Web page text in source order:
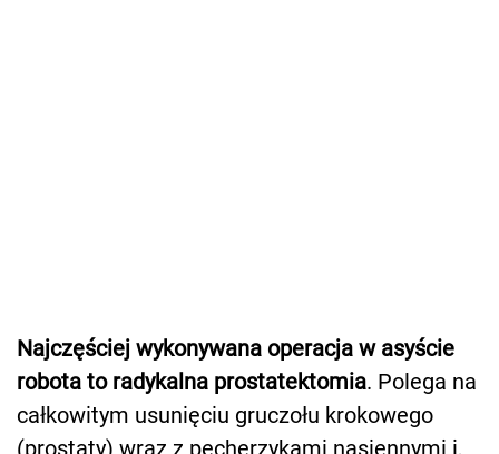
Najczęściej wykonywana operacja w asyście
robota to radykalna prostatektomia. Polega na
całkowitym usunięciu gruczołu krokowego
(prostaty) wraz z pęcherzykami nasiennymi i,